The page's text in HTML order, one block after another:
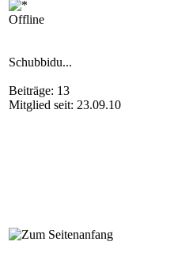
Offline
Schubbidu...
Beiträge: 13
Mitglied seit: 23.09.10